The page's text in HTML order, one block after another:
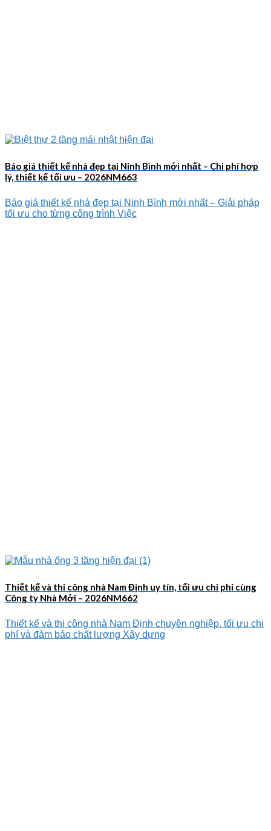
Báo giá thiết kế nhà đẹp tại Ninh Bình mới nhất – Chi phí hợp
lý, thiết kế tối ưu – 2026NM663
Báo giá thiết kế nhà đẹp tại Ninh Bình mới nhất – Giải pháp
tối ưu cho từng công trình Việc
Thiết kế và thi công nhà Nam Định uy tín, tối ưu chi phí cùng
Công ty Nhà Mới – 2026NM662
Thiết kế và thi công nhà Nam Định chuyên nghiệp, tối ưu chi
phí và đảm bảo chất lượng Xây dựng